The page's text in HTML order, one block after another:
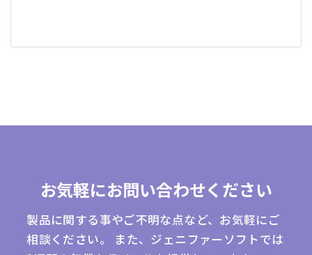
お気軽にお問い合わせください
製品に関する事やご不明な点など、お気軽にご
相談ください。
また、ジェニファーソフトでは